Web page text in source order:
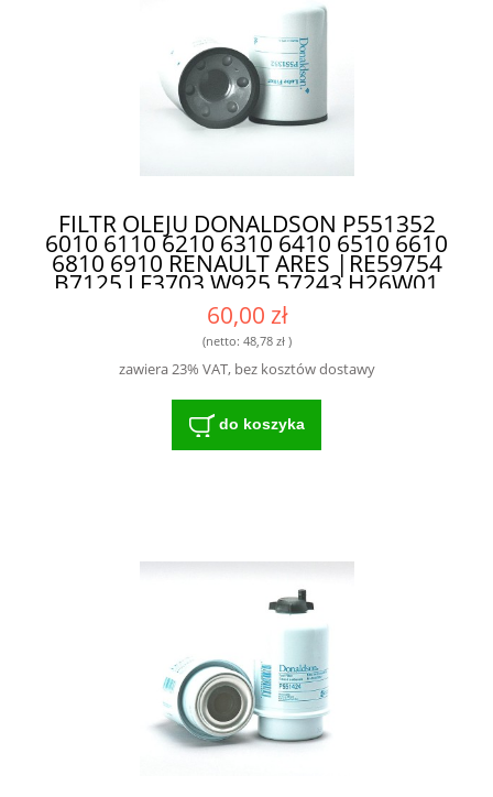
FILTR OLEJU DONALDSON P551352
6010 6110 6210 6310 6410 6510 6610
6810 6910 RENAULT ARES |RE59754
B7125 LF3703 W925 57243 H26W01
SO10006| - FILTR O DŁUGIEJ
ŻYWOTNOŚCI DO NOWOCZESNYCH
MASZYN
60,00 zł
(netto: 48,78 zł)
zawiera 23% VAT, bez kosztów dostawy
do koszyka